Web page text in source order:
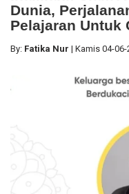
Dunia,
Pelajaran Untuk
By: Fatika Nur | Kamis 04-06-